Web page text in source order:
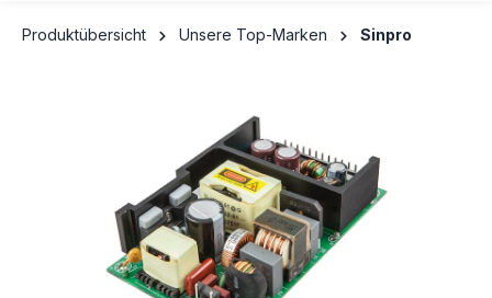
Produktübersicht Unsere Top-Marken Sinpro